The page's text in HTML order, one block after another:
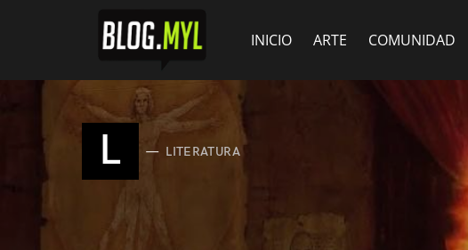
INICIO ARTE COMUNIDAD
L LITERATURA